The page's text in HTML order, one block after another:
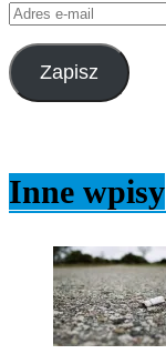
Adres
e-
mail
Zapisz
Inne wpisy